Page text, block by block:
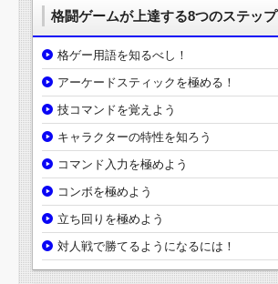
格闘ゲームが上達する8つのステップ
格ゲー用語を知るべし！
アーケードスティックを極める！
技コマンドを覚えよう
キャラクターの特性を知ろう
コマンド入力を極めよう
コンボを極めよう
立ち回りを極めよう
対人戦で勝てるようになるには！